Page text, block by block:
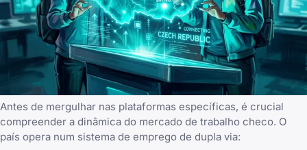
Antes de mergulhar nas plataformas específicas, é crucial
compreender a dinâmica do mercado de trabalho checo. O
país opera num sistema de emprego de dupla via: